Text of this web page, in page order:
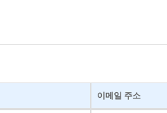
이메일 주소